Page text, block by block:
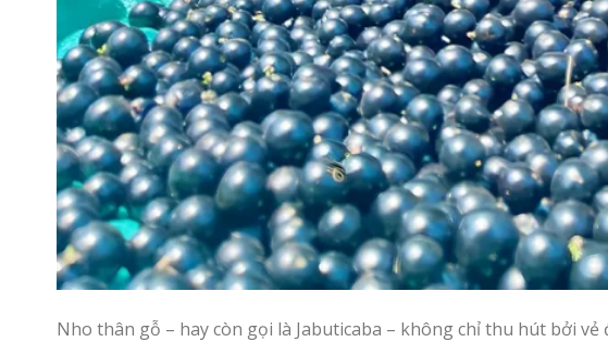
Nho thân gỗ – hay còn gọi là Jabuticaba – không chỉ thu hút bởi